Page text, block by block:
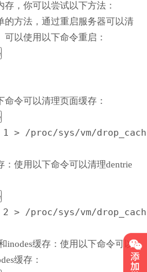
，你可以尝试以下方法：
的方法，通过重启服务器可以清
以使用以下命令重启：
令可以清理页面缓存：
1 > /proc/sys/vm/
：使用以下命令可以清理dentrie
2 > /proc/sys/vm/
inodes缓存：使用以下命令可以
缓存：